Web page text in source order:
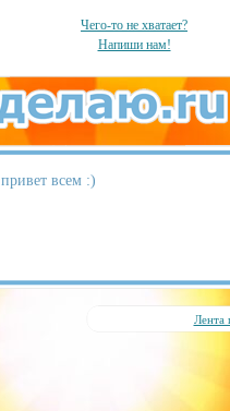
Чего-то не хватает?
Напиши нам!
привет всем :)
Лента